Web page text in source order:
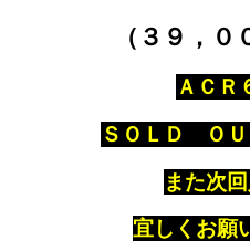
（３９，０
ＡＣＲ
ＳＯＬＤ ＯＵ
また次
宜しくお願